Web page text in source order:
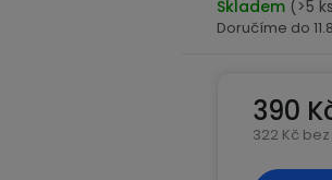
Skladem (>5
390
322 Kč bez